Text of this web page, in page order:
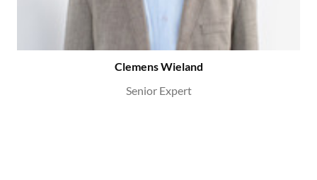
Clemens Wieland
Senior Expert